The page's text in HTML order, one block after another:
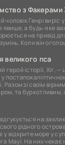
з Факерами
чоловік Генрі виріс
явище, а будь-яке
на привід
Коли він
великого пса
герой історії, Хіг, —
Разом зі своїм
та буркотливим,
на
рідного
у відкрите море у
Мауї. На них чекає